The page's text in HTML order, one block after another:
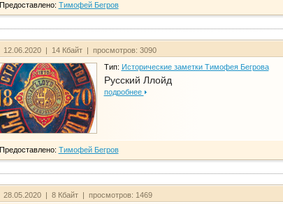
Предоставлено: Тимофей Бегров
12.06.2020 | 14 Кбайт | просмотров: 3090
Тип: Исторические заметки Тимофея Бегрова
Русский Ллойд
подробнее
Предоставлено: Тимофей Бегров
28.05.2020 | 8 Кбайт | просмотров: 1469